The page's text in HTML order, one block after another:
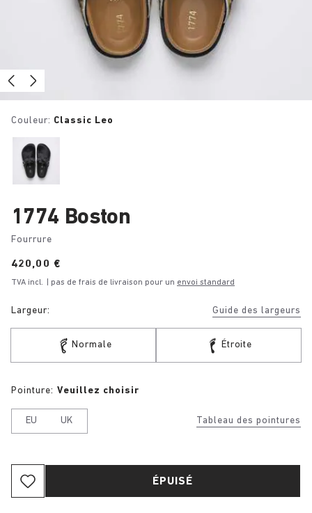
Couleur: Classic Leo
1774 Boston
Fourrure
Price:
420,00 €
TVA incl. | pas de frais de livraison pour un envoi standard
Largeur: Guide des largeurs
Normale Étroite
Tableau des pointures
Pointure: Veuillez choisir
EU UK
ÉPUISÉ